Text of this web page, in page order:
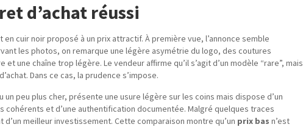
d’achat réussi
en cuir noir proposé à un prix attractif. À première vue, l’annonce semble
les photos, on remarque une légère asymétrie du logo, des coutures
une chaîne trop légère. Le vendeur affirme qu’il s’agit d’un modèle “rare”, mais
Dans ce cas, la prudence s’impose.
un peu plus cher, présente une usure légère sur les coins mais dispose d’un
cohérents et d’une authentification documentée. Malgré quelques traces
d’un meilleur investissement. Cette comparaison montre qu’un prix bas n’est